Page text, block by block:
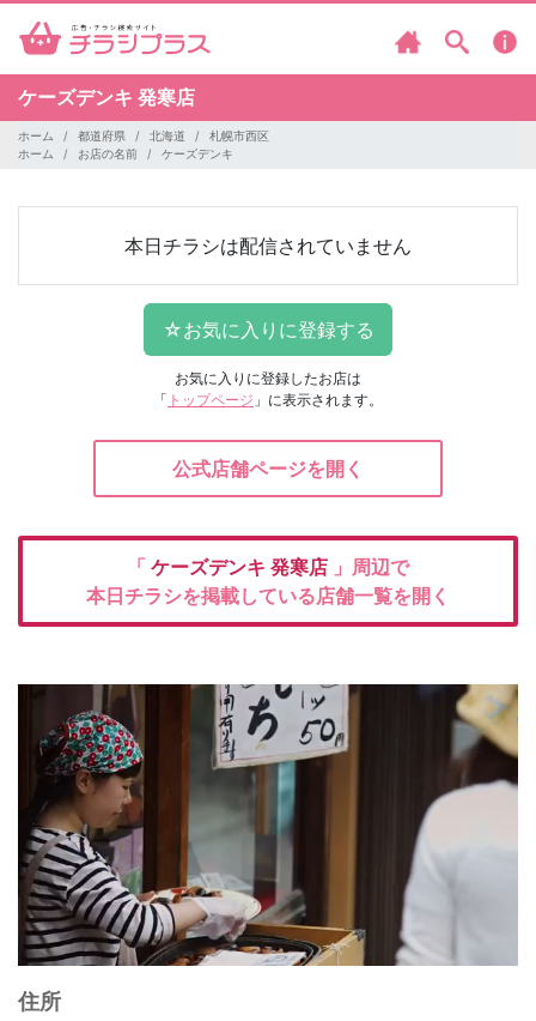
ケーズデンキ 発寒店
ホーム 都道府県 北海道
札幌市西区
ホーム
お店の名前 ケーズデンキ
本日チラシは配信されていません
お気に入りに登録したお店は
「 トップページ 」に表示されます。
公式店舗ページを開く
「 ケーズデンキ 発寒店 」周辺で
本日チラシを掲載している店舗一覧を開く
住所